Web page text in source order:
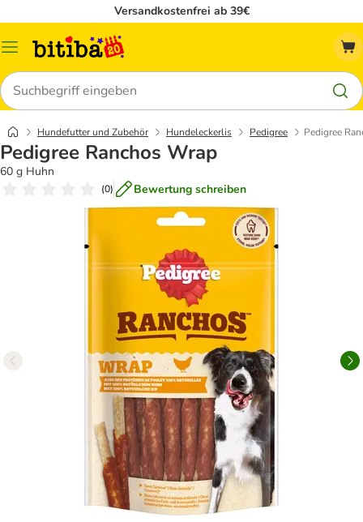
Versandkostenfrei ab 39€
Menü
Suchen
Hundefutter und Zubehör Hundeleckerlis Pedigree Pedigree
Pedigree Ranchos Wrap
60 g Huhn
(0) Bewertung schreiben